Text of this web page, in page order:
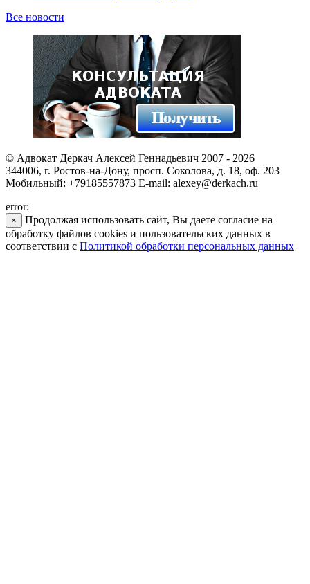
Все новости
© Адвокат Деркач Алексей Геннадьевич 2007 - 2026
344006, г. Ростов-на-Дону, просп. Соколова, д. 18, оф. 203
Мобильный: +79185557873 E-mail: alexey@derkach.ru
error:
×
Продолжая использовать сайт, Вы даете согласие на
обработку файлов cookies и пользовательских данных в
соответствии с Политикой обработки персональных данных